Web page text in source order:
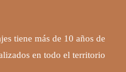
tiene más de 10 años de
en todo el territorio